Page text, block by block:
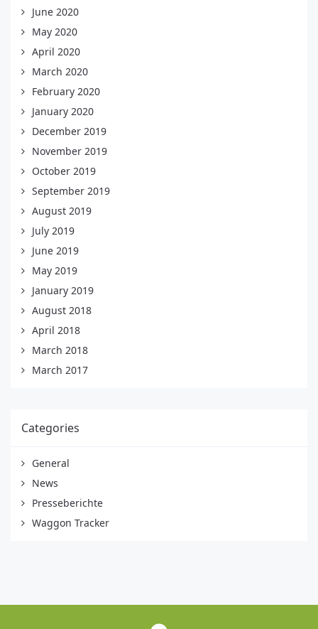
June 2020
May 2020
April 2020
March 2020
February 2020
January 2020
December 2019
November 2019
October 2019
September 2019
August 2019
July 2019
June 2019
May 2019
January 2019
August 2018
April 2018
March 2018
March 2017
Categories
General
News
Presseberichte
Waggon Tracker